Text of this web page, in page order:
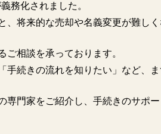
務化されました。
将来的な売却や名義変更が難しく
ご相談を承っております。
手続きの流れを知りたい」など、
門家をご紹介し、手続きのサポー